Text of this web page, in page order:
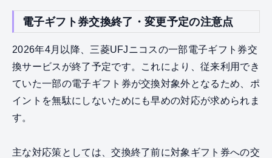
電子ギフト券交換終了・変更予定の注意点
2026年4月以降、三菱UFJニコスの一部電子ギフト券交
換サービスが終了予定です。これにより、従来利用でき
ていた一部の電子ギフト券が交換対象外となるため、ポ
イントを無駄にしないためにも早めの対応が求められま
す。
主な対応策としては、交換終了前に対象ギフト券への交